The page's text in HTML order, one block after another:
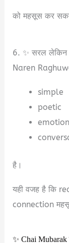
को महसूस कर
6. ✨ सरल लेकिन
Naren
simple
poetic
है।
यही वजह है कि
connection
✨ Chai